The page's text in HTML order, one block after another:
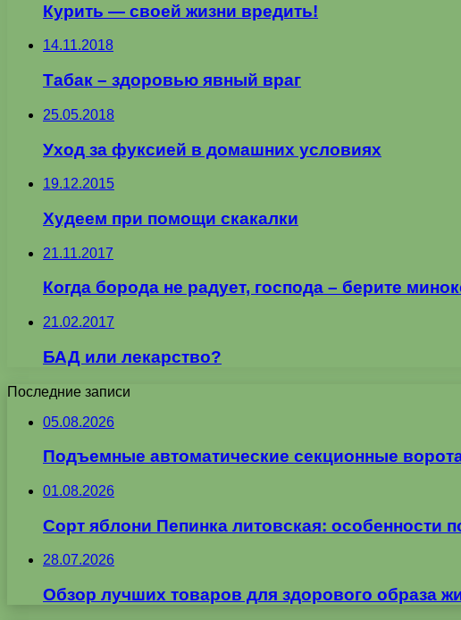
Курить — своей жизни вредить!
14.11.2018
Табак – здоровью явный враг
25.05.2018
Уход за фуксией в домашних условиях
19.12.2015
Худеем при помощи скакалки
21.11.2017
Когда борода не радует, господа – берите
21.02.2017
БАД или лекарство?
Последние записи
05.08.2026
Подъемные автоматические секционные
01.08.2026
Сорт яблони Пепинка литовская: особенности
28.07.2026
Обзор лучших товаров для здорового образа